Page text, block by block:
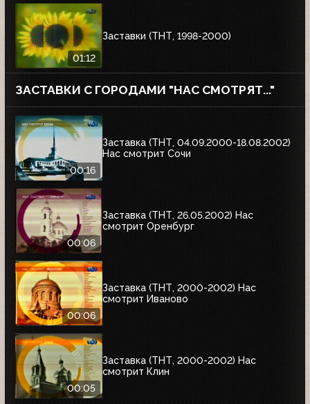
01:12
Заставки (ТНТ, 1998-2000)
ЗАСТАВКИ С ГОРОДАМИ "НАС СМОТРЯТ..."
00:16
Заставка (ТНТ, 04.09.2000-18.08.2002)
Нас смотрит Сочи
00:06
Заставка (ТНТ, 26.05.2002) Нас
смотрит Оренбург
00:06
Заставка (ТНТ, 2000-2002) Нас
смотрит Иваново
00:05
Заставка (ТНТ, 2000-2002) Нас
смотрит Клин